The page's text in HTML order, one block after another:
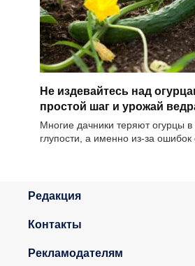
Не издевайтесь над
простой шаг и урожай
Многие дачники теряют огурцы в
глупости, а именно из-за ошибок
Редакция
Контакты
Рекламодателям